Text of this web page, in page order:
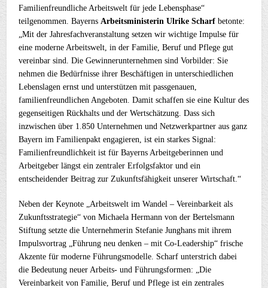
Familienfreundliche Arbeitswelt für jede Lebensphase“
teilgenommen. Bayerns Arbeitsministerin Ulrike Scharf betonte:
„Mit der Jahresfachveranstaltung setzen wir wichtige Impulse für
eine moderne Arbeitswelt, in der Familie, Beruf und Pflege gut
vereinbar sind. Die Gewinnerunternehmen sind Vorbilder: Sie
nehmen die Bedürfnisse ihrer Beschäftigen in unterschiedlichen
Lebenslagen ernst und unterstützen mit passgenauen,
familienfreundlichen Angeboten. Damit schaffen sie eine Kultur des
gegenseitigen Rückhalts und der Wertschätzung. Dass sich
inzwischen über 1.850 Unternehmen und Netzwerkpartner aus ganz
Bayern im Familienpakt engagieren, ist ein starkes Signal:
Familienfreundlichkeit ist für Bayerns Arbeitgeberinnen und
Arbeitgeber längst ein zentraler Erfolgsfaktor und ein
entscheidender Beitrag zur Zukunftsfähigkeit unserer Wirtschaft.“
Neben der Keynote „Arbeitswelt im Wandel – Vereinbarkeit als
Zukunftsstrategie“ von Michaela Hermann von der Bertelsmann
Stiftung setzte die Unternehmerin Stefanie Junghans mit ihrem
Impulsvortrag „Führung neu denken – mit Co-Leadership“ frische
Akzente für moderne Führungsmodelle. Scharf unterstrich dabei
die Bedeutung neuer Arbeits- und Führungsformen: „Die
Vereinbarkeit von Familie, Beruf und Pflege ist ein zentrales